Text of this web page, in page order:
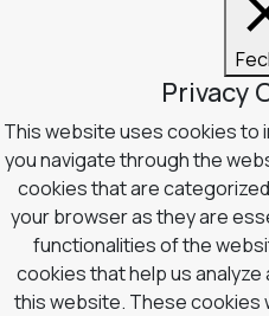
Privacy
This website uses cookies to
you navigate through the
cookies that are
your browser as they are
functionalities of the
cookies that help us
this website. These cookies